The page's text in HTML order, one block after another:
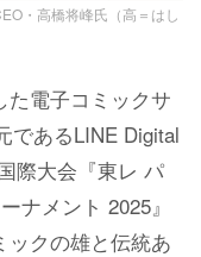
・高橋将峰氏（高＝はし
電子コミックサ
であるLINE Digital
際大会『東レ パ
ナメント 2025』
クの雄と伝統あ